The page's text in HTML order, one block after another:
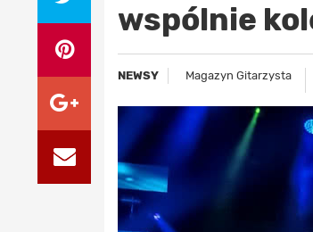
wspólnie
NEWSY Magazyn Gitarzysta